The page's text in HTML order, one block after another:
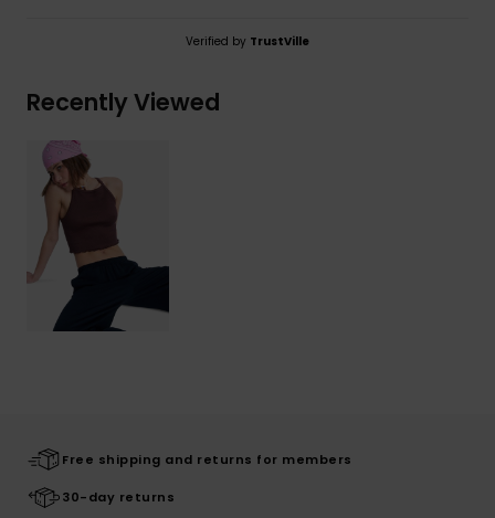
Verified by TrustVille
Recently Viewed
Free shipping and returns for members
30-day returns